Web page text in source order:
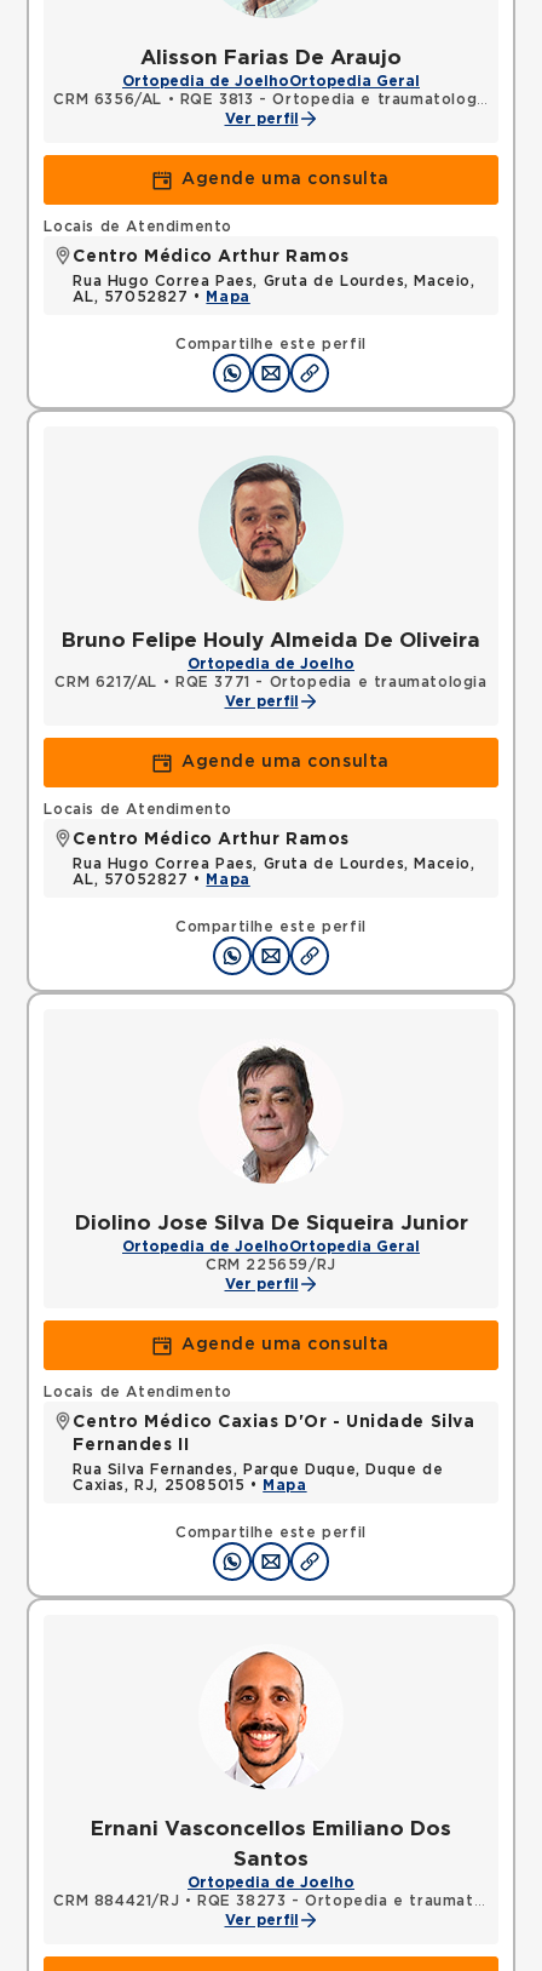
Alisson Farias De Araujo
Ortopedia de JoelhoOrtopedia Geral
CRM 6356/AL •
RQE 3813 - Ortopedia e traumatologia
Ver perfil
Agende uma consulta
Compartilhe este perfil
Locais de Atendimento
Centro Médico Arthur Ramos
Rua Hugo Correa Paes, Gruta de Lourdes, Maceio,
AL, 57052827 •
Mapa
Bruno Felipe Houly Almeida De Oliveira
Ortopedia de Joelho
CRM 6217/AL •
RQE 3771 - Ortopedia e traumatologia
Ver perfil
Agende uma consulta
Compartilhe este perfil
Locais de Atendimento
Centro Médico Arthur Ramos
Rua Hugo Correa Paes, Gruta de Lourdes, Maceio,
AL, 57052827 •
Mapa
Diolino Jose Silva De Siqueira Junior
Ortopedia de JoelhoOrtopedia Geral
CRM 225659/RJ
Ver perfil
Agende uma consulta
Compartilhe este perfil
Locais de Atendimento
Centro Médico Caxias D'Or - Unidade Silva
Fernandes II
Rua Silva Fernandes, Parque Duque, Duque de
Caxias, RJ, 25085015 •
Mapa
Ernani Vasconcellos Emiliano Dos
Santos
Ortopedia de Joelho
CRM 884421/RJ •
RQE 38273 - Ortopedia e traumatologia
Ver perfil